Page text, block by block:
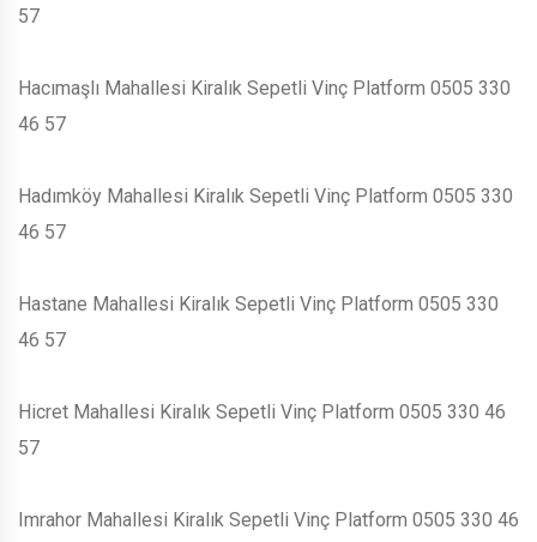
57
Hacımaşlı Mahallesi Kiralık Sepetli Vinç Platform 0505 330
46 57
Hadımköy Mahallesi Kiralık Sepetli Vinç Platform 0505 330
46 57
Hastane Mahallesi Kiralık Sepetli Vinç Platform 0505 330
46 57
Hicret Mahallesi Kiralık Sepetli Vinç Platform 0505 330 46
57
Imrahor Mahallesi Kiralık Sepetli Vinç Platform 0505 330 46